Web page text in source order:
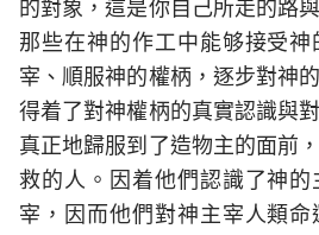
的對象，這是你自己所走的路
那些在神的作工中能够接受
宰、順服神的權柄，逐步對神
得着了對神權柄的真實認識與
真正地歸服到了造物主的面前
救的人。因着他們認識了神
宰，因而他們對神主宰人類